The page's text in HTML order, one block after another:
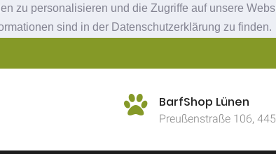
zu personalisieren und die Zugriffe auf unsere
sind in der Datenschutzerklärung zu finden.
BarfShop Lünen
Preußenstraße 106,